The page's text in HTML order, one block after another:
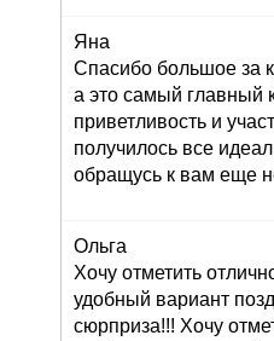
Яна
Спасибо большое за
а это самый главный
приветливость и
получилось все
обращусь к вам еще
Ольга
Хочу отметить
удобный вариант
сюрприза!!! Хочу